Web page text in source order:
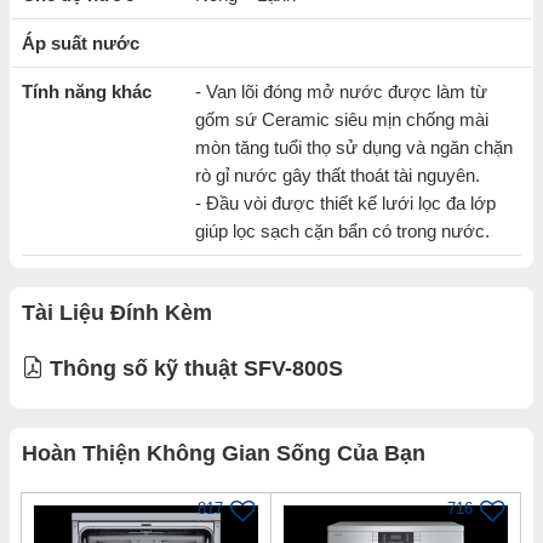
Áp suất nước
Tính năng khác
- Van lõi đóng mở nước được làm từ
gốm sứ Ceramic siêu mịn chống mài
mòn tăng tuổi thọ sử dụng và ngăn chặn
rò gỉ nước gây thất thoát tài nguyên.
- Đầu vòi được thiết kế lưới lọc đa lớp
giúp lọc sạch cặn bẩn có trong nước.
Tài Liệu Đính Kèm
Thông số kỹ thuật SFV-800S
Hoàn Thiện Không Gian Sống Của Bạn
817 716